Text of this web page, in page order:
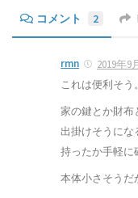
コメント 2
rmn
2019年9
これは便利そう。
家の鍵とか財布
出掛けそうにな
持ったか手軽に
本体小さそうだ